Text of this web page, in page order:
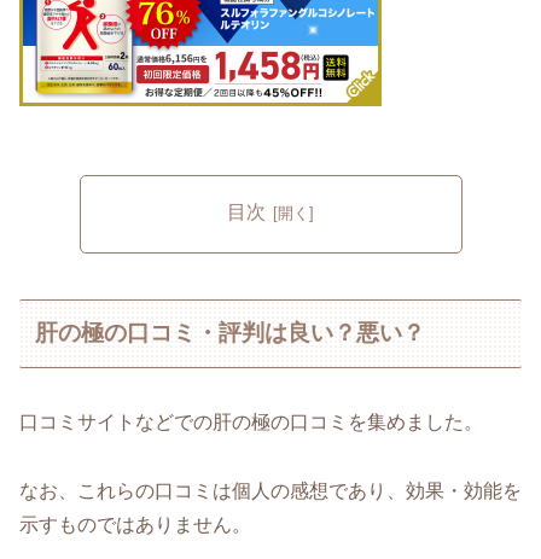
目次
肝の極の口コミ・評判は良い？悪い？
口コミサイトなどでの肝の極の口コミを集めました。
なお、これらの口コミは個人の感想であり、効果・効能を
示すものではありません。